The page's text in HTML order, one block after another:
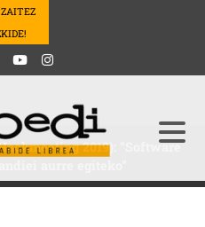
2019): “Software